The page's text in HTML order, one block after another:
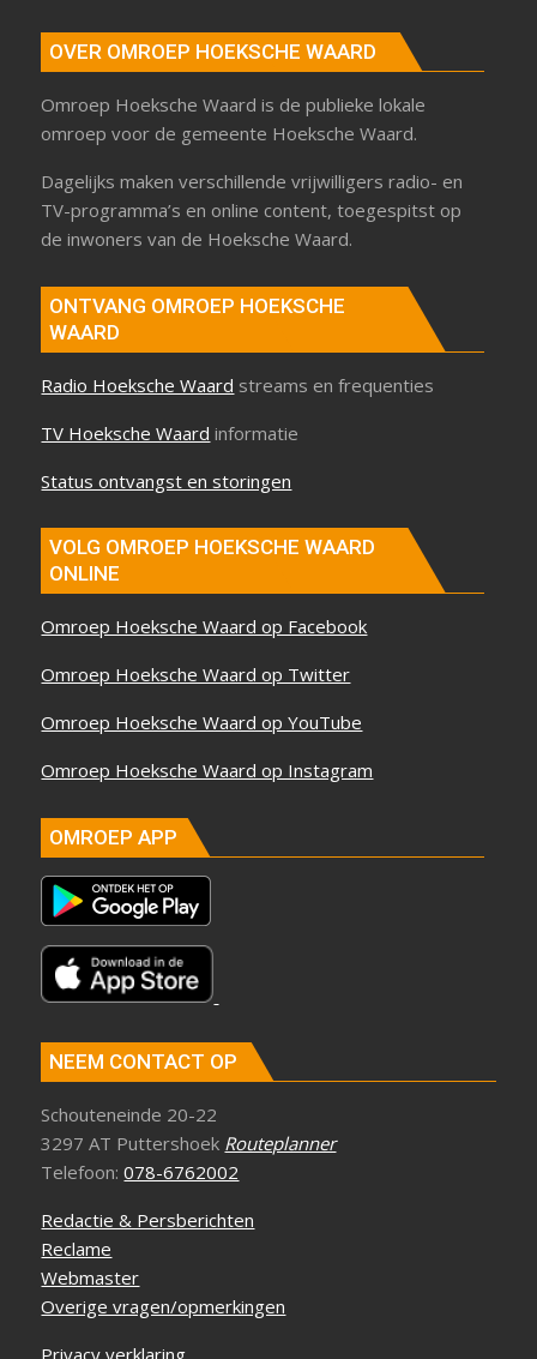
OVER OMROEP HOEKSCHE WAARD
Omroep Hoeksche Waard is de publieke lokale
omroep voor de gemeente Hoeksche Waard.
Dagelijks maken verschillende vrijwilligers radio- en
TV-programma’s en online content, toegespitst op
de inwoners van de Hoeksche Waard.
ONTVANG OMROEP HOEKSCHE
WAARD
Radio Hoeksche Waard streams en frequenties
TV Hoeksche Waard informatie
Status ontvangst en storingen
VOLG OMROEP HOEKSCHE WAARD
ONLINE
Omroep Hoeksche Waard op Facebook
Omroep Hoeksche Waard op Twitter
Omroep Hoeksche Waard op YouTube
Omroep Hoeksche Waard op Instagram
OMROEP APP
NEEM CONTACT OP
Schouteneinde 20-22
3297 AT Puttershoek Routeplanner
Telefoon:078-6762002
Redactie & Persberichten
Reclame
Webmaster
Overige vragen/opmerkingen